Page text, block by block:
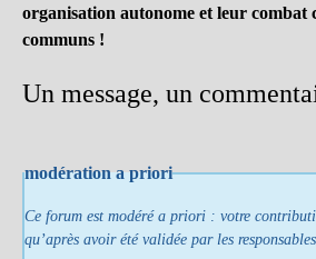
organisation autonome et leur combat
communs !
Un message, un
modération a priori
Ce forum est modéré a priori : votre
qu’après avoir été validée par les